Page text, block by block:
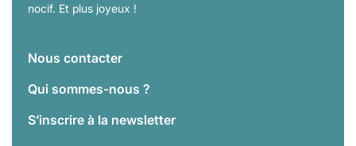
nocif. Et plus joyeux !
Nous contacter
Qui sommes-nous ?
S’inscrire à la newsletter